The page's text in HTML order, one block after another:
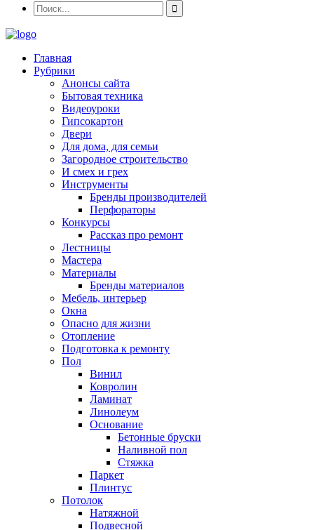
Главная
Рубрики
Анонсы сайта
Бытовая техника
Видеоуроки
Гипсокартон
Двери
Для дома, для семьи
Загородное строительство
И смех и грех
Инструменты
Бренды производителей
Перфораторы
Конкурсы
Рассказ про ремонт
Лестницы
Мастера
Материалы
Бренды материалов
Мебель, интерьер
Окна
Опасно для жизни
Отопление
Подготовка к ремонту
Пол
Винил
Ковролин
Ламинат
Линолеум
Основание
Бетонные бруски
Наливной пол
Стяжка
Паркет
Плинтус
Потолок
Натяжной
Подвесной